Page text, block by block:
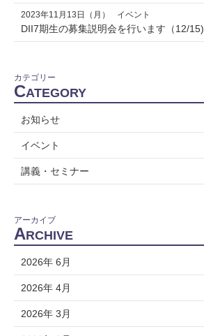
2023年11月13日（月） イベント
DII7期生の募集説明会を行います（12/15)
カテゴリー
CATEGORY
お知らせ
イベント
講義・セミナー
アーカイブ
ARCHIVE
2026年 6月
2026年 4月
2026年 3月